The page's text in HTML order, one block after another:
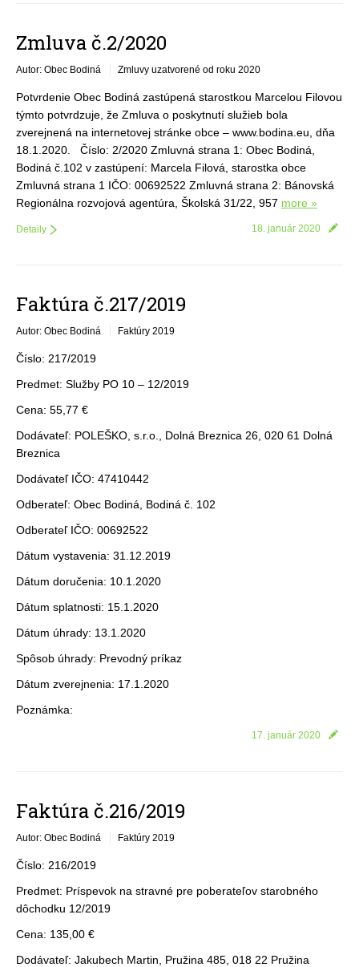
Zmluva č.2/2020
Autor: Obec Bodiná Zmluvy uzatvorené od roku 2020
Potvrdenie Obec Bodiná zastúpená starostkou Marcelou Filovou
týmto potvrdzuje, že Zmluva o poskytnutí služieb bola
zverejnená na internetovej stránke obce – www.bodina.eu, dňa
18.1.2020. Číslo: 2/2020 Zmluvná strana 1: Obec Bodiná,
Bodiná č.102 v zastúpení: Marcela Filová, starostka obce
Zmluvná strana 1 IČO: 00692522 Zmluvná strana 2: Bánovská
Regionálna rozvojová agentúra, Školská 31/22, 957 more »
18. január 2020
Detaily
Faktúra č.217/2019
Autor: Obec Bodiná Faktúry 2019
Číslo: 217/2019
Predmet: Služby PO 10 – 12/2019
Cena: 55,77 €
Dodávateľ: POLEŠKO, s.r.o., Dolná Breznica 26, 020 61 Dolná
Breznica
Dodávateľ IČO: 47410442
Odberateľ: Obec Bodiná, Bodiná č. 102
Odberateľ IČO: 00692522
Dátum vystavenia: 31.12.2019
Dátum doručenia: 10.1.2020
Dátum splatnosti: 15.1.2020
Dátum úhrady: 13.1.2020
Spôsob úhrady: Prevodný príkaz
Dátum zverejnenia: 17.1.2020
Poznámka:
17. január 2020
Faktúra č.216/2019
Autor: Obec Bodiná Faktúry 2019
Číslo: 216/2019
Predmet: Príspevok na stravné pre poberateľov starobného
dôchodku 12/2019
Cena: 135,00 €
Dodávateľ: Jakubech Martin, Pružina 485, 018 22 Pružina